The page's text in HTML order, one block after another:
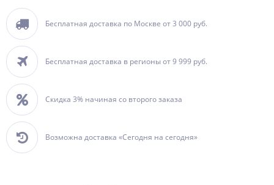
Бесплатная доставка по Москве от 3 000 руб.
Бесплатная доставка в регионы от 9 999 руб.
Скидка 3% начиная со второго заказа
Возможна доставка «Сегодня на сегодня»